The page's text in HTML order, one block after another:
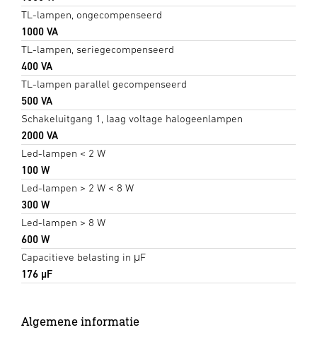
TL-lampen, ongecompenseerd
1000 VA
TL-lampen, seriegecompenseerd
400 VA
TL-lampen parallel gecompenseerd
500 VA
Schakeluitgang 1, laag voltage halogeenlampen
2000 VA
Led-lampen < 2 W
100 W
Led-lampen > 2 W < 8 W
300 W
Led-lampen > 8 W
600 W
Capacitieve belasting in μF
176 µF
Algemene informatie